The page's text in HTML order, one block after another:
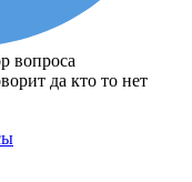
вопроса
да кто то нет